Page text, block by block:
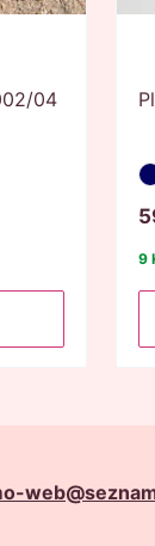
04
9